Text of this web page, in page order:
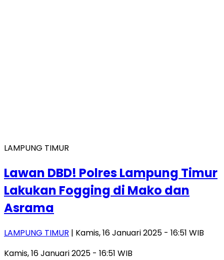
LAMPUNG TIMUR
Lawan DBD! Polres Lampung Timur
Lakukan Fogging di Mako dan
Asrama
LAMPUNG TIMUR | Kamis, 16 Januari 2025 - 16:51 WIB
Kamis, 16 Januari 2025 - 16:51 WIB